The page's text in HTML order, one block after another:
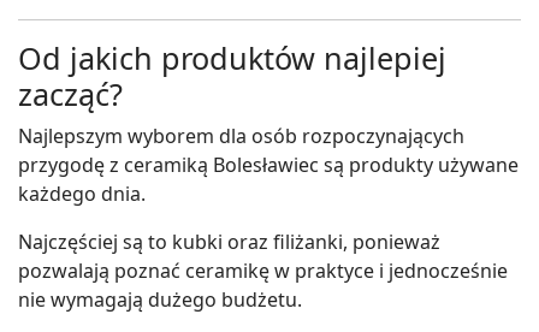
Od jakich produktów najlepiej
zacząć?
Najlepszym wyborem dla osób rozpoczynających
przygodę z ceramiką Bolesławiec są produkty używane
każdego dnia.
Najczęściej są to kubki oraz filiżanki, ponieważ
pozwalają poznać ceramikę w praktyce i jednocześnie
nie wymagają dużego budżetu.